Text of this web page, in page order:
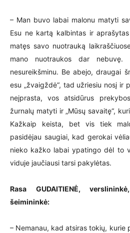
– Man buvo labai malonu matyti
Esu ne kartą kalbintas ir
matęs savo nuotrauką
mano nuotraukos dar
nesureikšminu. Be abejo, draugai
esu „žvaigždė“, tad užriesiu nosį ir
neįprasta, vos atsidūrus
žurnalų matyti ir „Mūsų savaitę“,
Kažkaip keista, bet vis tiek
pasidėjau saugiai, kad gerokai
nieko kažko labai ypatingo dėl to
viduje jaučiausi tarsi pakylėtas.
Rasa GUDAITIENĖ,
šeimininkė:
– Nemanau, kad atsiras tokių, kurie